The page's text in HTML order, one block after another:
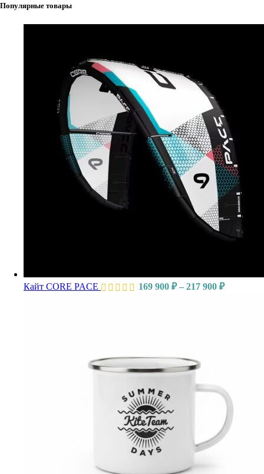
Популярные товары
Кайт CORE PACE 169 900 ₽ – 217 900 ₽